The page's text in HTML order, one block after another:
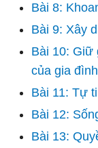
Bài 8:
Bài 9: Xây
Bài 10: Giữ
của gia
Bài 11: Tự
Bài 12:
Bài 13: